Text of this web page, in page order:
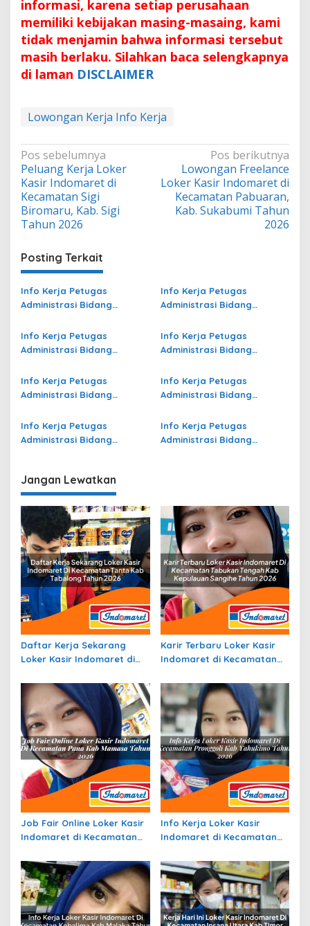
informasi, karena setiap perusahaan
memiliki kebijakan masing-masaing, kami
tidak menjamin bahwa informasi tersebut
masih berlaku. Silahkan baca selengkapnya
di laman DISCLAIMER
Lowongan Kerja Info Kerja
Navigasi
pos
Pos sebelumnya
Peluang Kerja Loker
Kasir Indomaret di
Kecamatan Sigi
Biromaru, Kab. Sigi
Tahun 2026
Pos berikutnya
Lowongan Freelance
Loker Kasir Indomaret di
Kecamatan Pabuaran,
Kab. Sukabumi Tahun
2026
Posting Terkait
Info Kerja Petugas
Administrasi Bidang
di Jayawijaya Terbaru
Info Kerja Petugas
Administrasi Bidang
di Aceh Terbaru
Info Kerja Petugas
Administrasi Bidang
di Gianyar Terbaru
Info Kerja Petugas
Administrasi Bidang
Terbaru
Info Kerja Petugas
Administrasi Bidang
di Buru Terbaru
Info Kerja Petugas
Administrasi Bidang
Terbaru
Info Kerja Petugas
Administrasi Bidang
Info Kerja Petugas
Administrasi Bidang
Jangan Lewatkan
Daftar Kerja Sekarang
Loker Kasir Indomaret di
Tabalong Tahun 2026
Karir Terbaru Loker Kasir
Indomaret di Kecamatan
Kepulauan Sangihe Tahun
2026
Job Fair Online Loker Kasir
Indomaret di Kecamatan
2026
Info Kerja Loker Kasir
Indomaret di Kecamatan
Tahun 2026